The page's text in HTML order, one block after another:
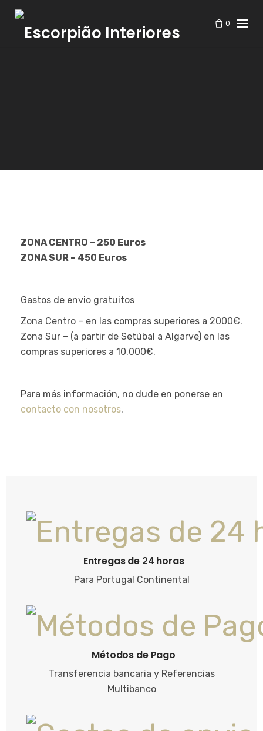
Skip
content
0
ZONA CENTRO – 250 Euros
ZONA SUR – 450 Euros
Gastos de envio gratuitos
Zona Centro – en las compras superiores a 2000€.
Zona Sur – (a partir de Setúbal a Algarve) en las
compras superiores a 10.000€.
Para más información, no dude en ponerse en
contacto con nosotros.
Entregas de 24 horas
Para Portugal Continental
Métodos de Pago
Transferencia bancaria y Referencias
Multibanco